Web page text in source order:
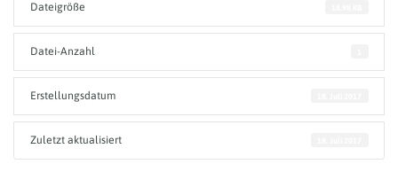
Dateigröße
Datei-Anzahl
Erstellungsdatum
Zuletzt aktualisiert